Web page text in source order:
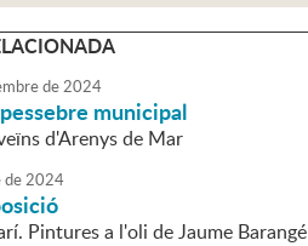
de2024
municipal
d'Arenys de Mar
de2024
Pintures a l'oli de Jaume Barangé